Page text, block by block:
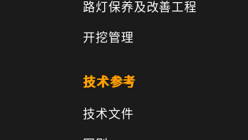
路灯保养及改善工程
开挖管理
技术参考
技术文件